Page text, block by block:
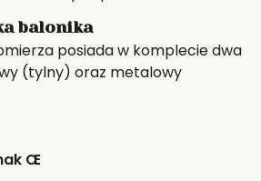
balonika
posiada w komplecie dwa
(tylny) oraz metalowy
Œ